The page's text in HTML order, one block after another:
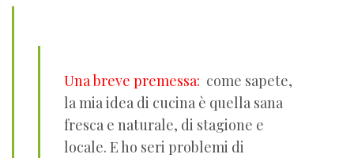
Una breve premessa: come sapete,
la mia idea di cucina è quella sana
fresca e naturale, di stagione e
locale. E ho seri problemi di